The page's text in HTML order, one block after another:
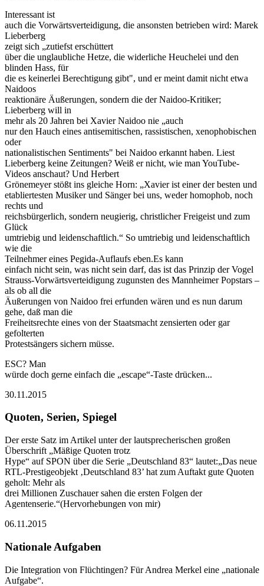
Interessant ist
auch die Vorwärtsverteidigung, die ansonsten betrieben wird: Marek
Lieberberg
zeigt sich „zutiefst erschüttert
über die unglaubliche Hetze, die widerliche Heuchelei und den
blinden Hass, für
die es keinerlei Berechtigung gibt", und er meint damit nicht etwa
Naidoos
reaktionäre Äußerungen, sondern die der Naidoo-Kritiker;
Lieberberg will in
mehr als 20 Jahren bei Xavier Naidoo nie „auch
nur den Hauch eines antisemitischen, rassistischen, xenophobischen
oder
nationalistischen Sentiments" bei Naidoo erkannt haben. Liest
Lieberberg keine Zeitungen? Weiß er nicht, wie man YouTube-
Videos anschaut? Und Herbert
Grönemeyer stößt ins gleiche Horn: „Xavier ist einer der besten und
etabliertesten Musiker und Sänger bei uns, weder homophob, noch
rechts und
reichsbürgerlich, sondern neugierig, christlicher Freigeist und zum
Glück
umtriebig und leidenschaftlich.“ So umtriebig und leidenschaftlich
wie die
Teilnehmer eines Pegida-Auflaufs eben.Es kann
einfach nicht sein, was nicht sein darf, das ist das Prinzip der Vogel
Strauss-Vorwärtsverteidigung zugunsten des Mannheimer Popstars –
als ob all die
Äußerungen von Naidoo frei erfunden wären und es nun darum
gehe, daß man die
Freiheitsrechte eines von der Staatsmacht zensierten oder gar
gefolterten
Protestsängers sichern müsse.
ESC? Man
würde doch gerne einfach die „escape“-Taste drücken...
30.11.2015
Quoten, Serien, Spiegel
Der erste Satz im Artikel unter der lautsprecherischen großen
Überschrift „Mäßige Quoten trotz
Hype“ auf SPON über die Serie „Deutschland 83“ lautet:„Das neue
RTL-Prestigeobjekt ‚Deutschland 83’ hat zum Auftakt gute Quoten
geholt: Mehr als
drei Millionen Zuschauer sahen die ersten Folgen der
Agentenserie.“(Hervorhebungen von mir)
06.11.2015
Nationale Aufgaben
Die Integration von Flüchtingen? Für Andrea Merkel eine „nationale
Aufgabe“.